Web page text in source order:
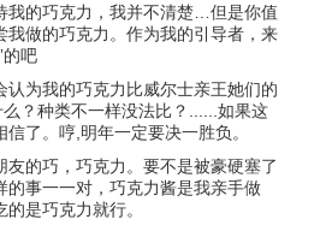
我的巧克力，我并不清楚…但是你值
我做的巧克力。作为我的引导者，来
的吧
认为我的巧克力比威尔士亲王她们的
？种类不一样没法比？......如果这
了。哼,明年一定要决一胜负。
的巧，巧克力。要不是被豪硬塞了
的事一一对，巧克力酱是我亲手做
是巧克力就行。